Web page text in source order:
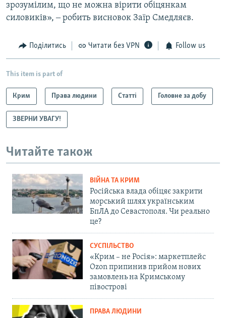
зрозумілим, що не можна вірити обіцянкам
силовиків», ‒ робить висновок Заїр Смедляєв.
Поділитись Читати без VPN Follow us
This item is part of
Крим Права людини Статті Головне за добу
ЗВЕРНИ УВАГУ!
Читайте також
ВІЙНА ТА КРИМ
Російська влада обіцяє закрити
морський шлях українським
БпЛА до Севастополя. Чи реально
це?
СУСПІЛЬСТВО
«Крим – не Росія»: маркетплейс
Ozon припинив прийом нових
замовлень на Кримському
півострові
ПРАВА ЛЮДИНИ